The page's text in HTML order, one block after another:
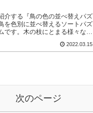
介する『鳥の色の並べ替えパズ
を色別に並べ替えるソートパズ
です。木の枝にとまる様々な色
度に頭を使って手軽に楽しむこ
2022.03.15
次のページ